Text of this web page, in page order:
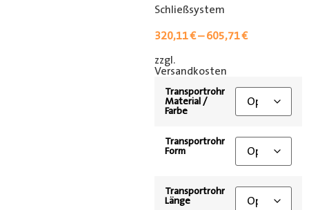
Schließsystem
320,11€–605,71€
zzgl.
Versandkosten
Transportrohr
Material /
Farbe
Transportrohr
Form
Transportrohr
Länge